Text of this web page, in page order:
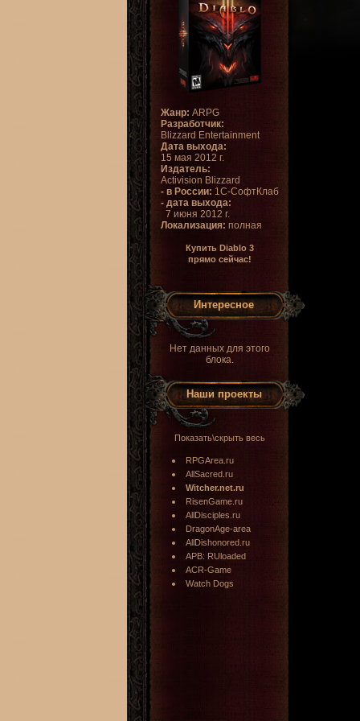
Жанр: ARPG
Разработчик:
Blizzard Entertainment
Дата выхода:
15 мая 2012 г.
Издатель:
Activision Blizzard
- в России: 1С-СофтКлаб
- дата выхода:
7 июня 2012 г.
Локализация: полная
Купить Diablo 3
прямо сейчас!
Интересное
Нет данных для этого
блока.
Наши проекты
Показать\скрыть весь
RPGArea.ru
AllSacred.ru
Witcher.net.ru
RisenGame.ru
AllDisciples.ru
DragonAge-area
AllDishonored.ru
APB: RUloaded
ACR-Game
Watch Dogs